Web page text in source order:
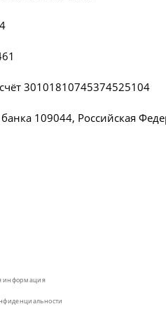
30101810745374525104
109044, Российская
информация